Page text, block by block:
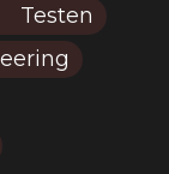
Testen